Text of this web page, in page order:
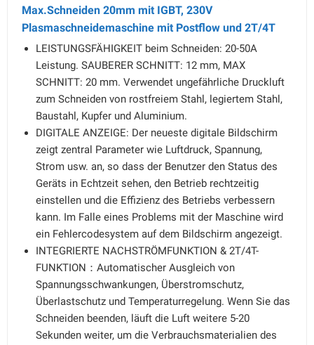
Max.Schneiden 20mm mit IGBT, 230V
Plasmaschneidemaschine mit Postflow und 2T/4T
LEISTUNGSFÄHIGKEIT beim Schneiden: 20-50A
Leistung. SAUBERER SCHNITT: 12 mm, MAX
SCHNITT: 20 mm. Verwendet ungefährliche Druckluft
zum Schneiden von rostfreiem Stahl, legiertem Stahl,
Baustahl, Kupfer und Aluminium.
DIGITALE ANZEIGE: Der neueste digitale Bildschirm
zeigt zentral Parameter wie Luftdruck, Spannung,
Strom usw. an, so dass der Benutzer den Status des
Geräts in Echtzeit sehen, den Betrieb rechtzeitig
einstellen und die Effizienz des Betriebs verbessern
kann. Im Falle eines Problems mit der Maschine wird
ein Fehlercodesystem auf dem Bildschirm angezeigt.
INTEGRIERTE NACHSTRÖMFUNKTION & 2T/4T-
FUNKTION：Automatischer Ausgleich von
Spannungsschwankungen, Überstromschutz,
Überlastschutz und Temperaturregelung. Wenn Sie das
Schneiden beenden, läuft die Luft weitere 5-20
Sekunden weiter, um die Verbrauchsmaterialien des